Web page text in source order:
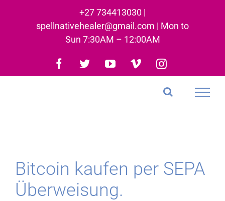
+27 734413030 |
spellnativehealer@gmail.com | Mon to
Sun 7:30AM – 12:00AM
Facebook
TwitterYouTubeVimeoInstagram
Bitcoin kaufen per SEPA
Überweisung.